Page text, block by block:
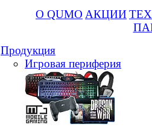
О QUMO АКЦИИ
Продукция
Игровая периферия